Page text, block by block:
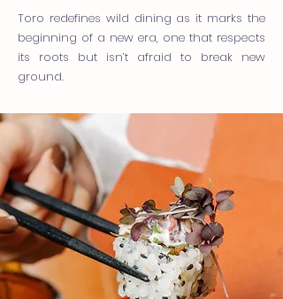
Toro redefines wild dining as it marks the
beginning of a new era, one that respects
its roots but isn’t afraid to break new
ground.